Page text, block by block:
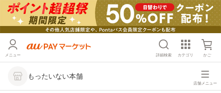
メニュー 詳細検索 カテゴリ かご
もったいない本舗
店舗メニュー